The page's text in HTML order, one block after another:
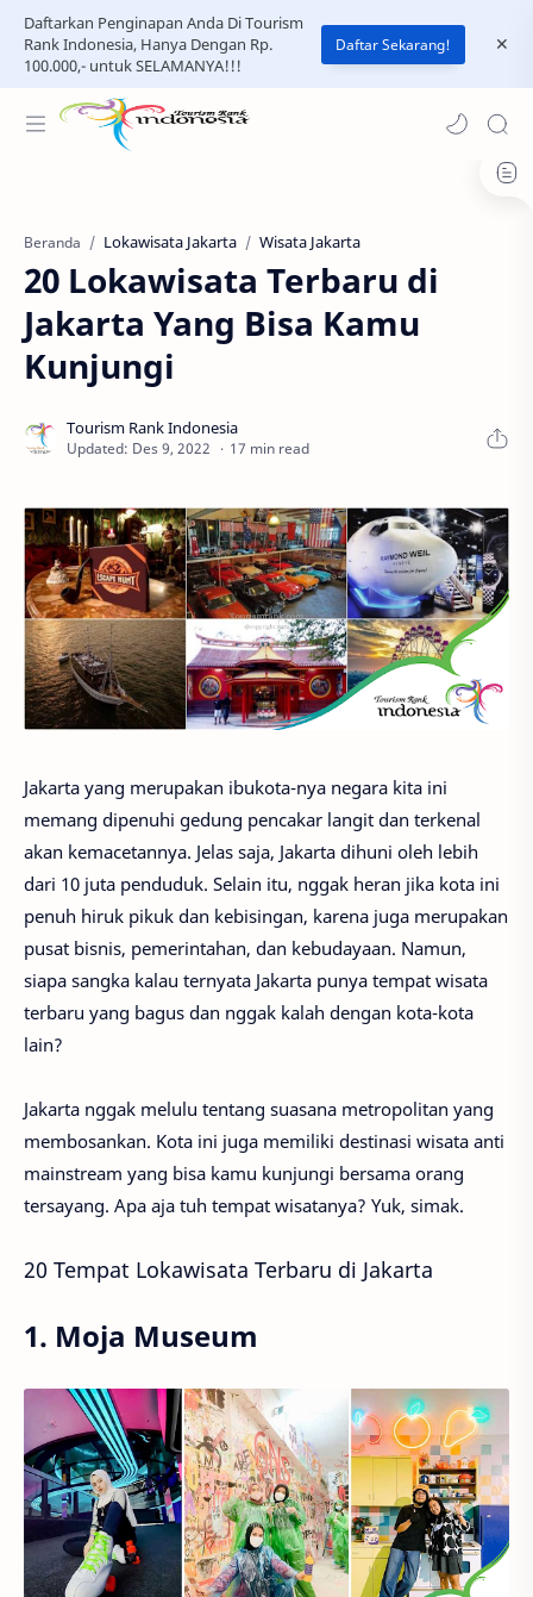
Daftarkan Penginapan Anda Di Tourism
Rank Indonesia, Hanya Dengan Rp.
100.000,- untuk SELAMANYA!!!
Daftar Sekarang!
Beranda Lokawisata Jakarta Wisata Jakarta
20 Lokawisata Terbaru di
Jakarta Yang Bisa Kamu
Kunjungi
17 min read
Jakarta yang merupakan ibukota-nya negara kita ini
memang dipenuhi gedung pencakar langit dan terkenal
akan kemacetannya. Jelas saja, Jakarta dihuni oleh lebih
dari 10 juta penduduk. Selain itu, nggak heran jika kota ini
penuh hiruk pikuk dan kebisingan, karena juga merupakan
pusat bisnis, pemerintahan, dan kebudayaan. Namun,
siapa sangka kalau ternyata Jakarta punya tempat wisata
terbaru yang bagus dan nggak kalah dengan kota-kota
lain?
Jakarta nggak melulu tentang suasana metropolitan yang
membosankan. Kota ini juga memiliki destinasi wisata anti
mainstream yang bisa kamu kunjungi bersama orang
tersayang. Apa aja tuh tempat wisatanya? Yuk, simak.
20 Tempat Lokawisata Terbaru di Jakarta
1. Moja Museum